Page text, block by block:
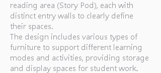
reading area (Story Pod), each with
distinct entry walls to clearly define
their spaces.
The design includes various types of
furniture to support different learning
modes and activities, providing storage
and display spaces for student work.